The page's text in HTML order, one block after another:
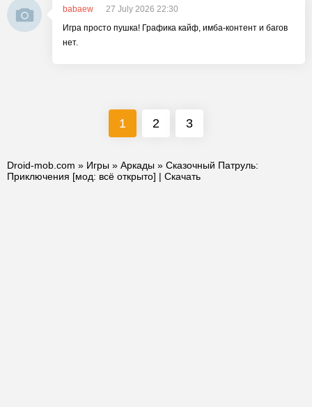
babaew
27 July 2026 22:30
Игра просто пушка! Графика кайф, имба-контент и багов
нет.
1 2 3
Droid-mob.com » Игры » Аркады » Сказочный Патруль:
Приключения [мод: всё открыто] | Скачать